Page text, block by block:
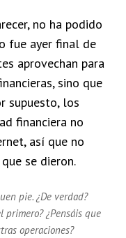
no ha podido
fue ayer final de
aprovechan para
sino que
supuesto, los
financiera no
así que no
se dieron.
pie. ¿De verdad?
¿Pensáis que
operaciones?